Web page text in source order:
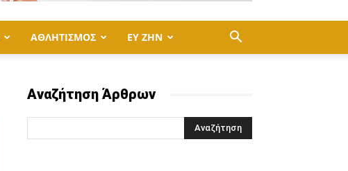
ΑΘΛΗΤΙΣΜΟΣ ΕΥ ΖΗΝ
Αναζήτηση Άρθρων